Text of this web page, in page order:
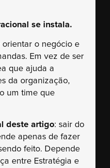
se instala.
o negócio e
Em vez de ser
que ajuda a
da organização,
um time que
deste artigo: sair do
apenas de fazer
feito. Depende
entre Estratégia e